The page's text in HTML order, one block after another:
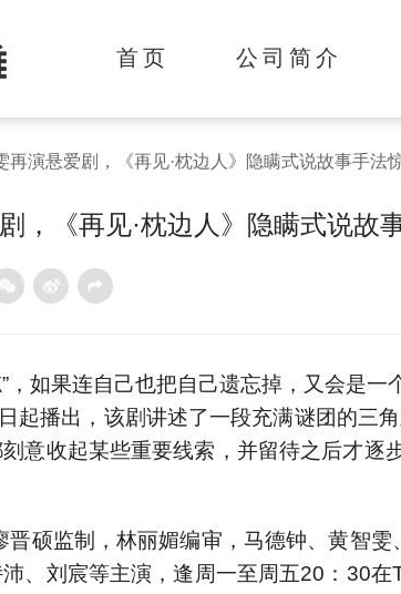
首页 公司简介
再演悬爱剧，《再见·枕边人》隐瞒式说故事手法
，《再见·枕边人》隐瞒式说故
，如果连自己也把自己遗忘掉，又会是一
起播出，该剧讲述了一段充满谜团的三
意收起某些重要线索，并留待之后才逐
晋硕监制，林丽媚编审，马德钟、黄智
、刘宸等主演，逢周一至周五20：30